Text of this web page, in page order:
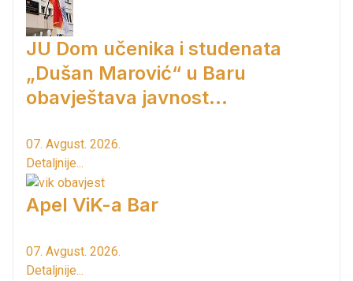
JU Dom učenika i studenata
„Dušan Marović“ u Baru
obavještava javnost...
07. Avgust. 2026.
Detaljnije...
Apel ViK-a Bar
07. Avgust. 2026.
Detaljnije...